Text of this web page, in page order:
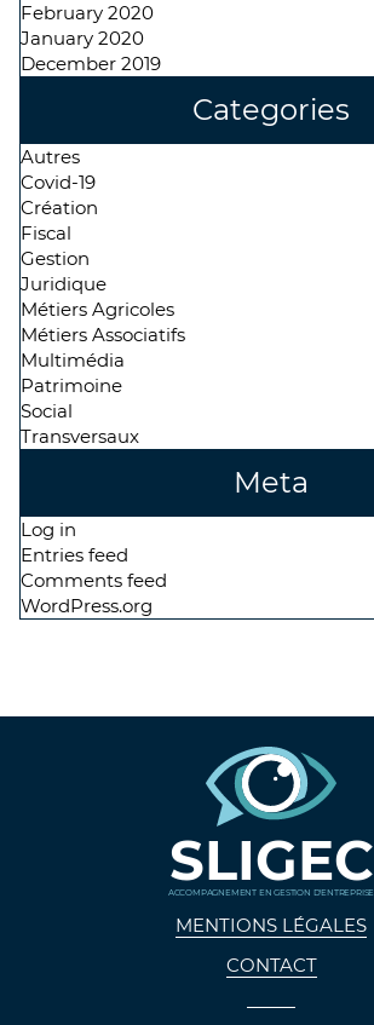
February 2020
January 2020
December 2019
Categories
Autres
Covid-19
Création
Fiscal
Gestion
Juridique
Métiers Agricoles
Métiers Associatifs
Multimédia
Patrimoine
Social
Transversaux
Meta
Log in
Entries feed
Comments feed
WordPress.org
SLIGEC
ACCOMPAGNEMENT EN GESTION D'ENTREPRISE
MENTIONS LÉGALES
CONTACT